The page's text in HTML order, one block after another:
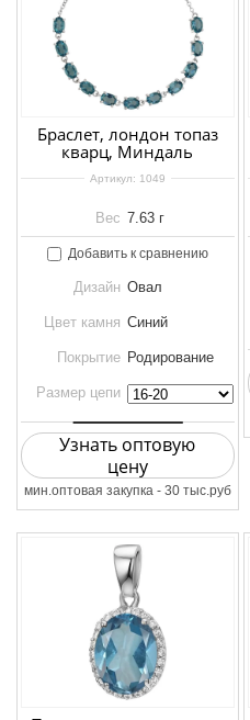
Браслет, лондон топаз
кварц, Миндаль
Артикул: 1049
Вес 7.63 г
Добавить к сравнению
Дизайн Овал
Цвет камня Синий
Покрытие Родирование
Размер цепи
Узнать оптовую
цену
мин.оптовая закупка - 30 тыс.руб